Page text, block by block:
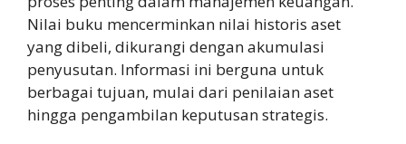
Nilai buku mencerminkan nilai historis aset
yang dibeli, dikurangi dengan akumulasi
penyusutan. Informasi ini berguna untuk
berbagai tujuan, mulai dari penilaian aset
hingga pengambilan keputusan strategis.